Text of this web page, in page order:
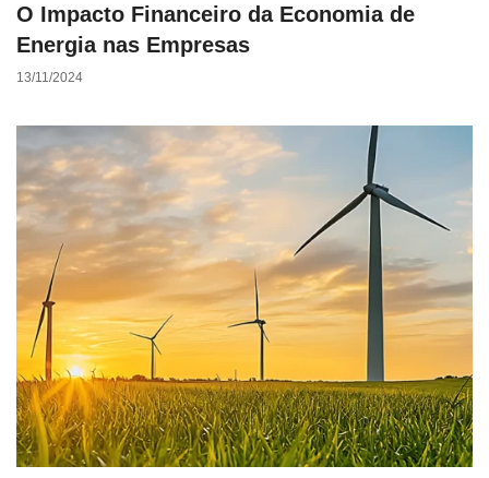
O Impacto Financeiro da Economia de
Energia nas Empresas
13/11/2024